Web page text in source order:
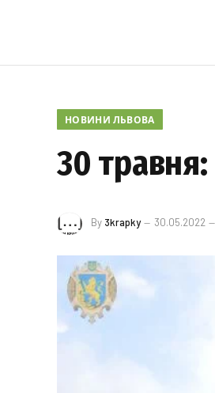
НОВИНИ ЛЬВОВА
30
By 3krapky 30.05.2022